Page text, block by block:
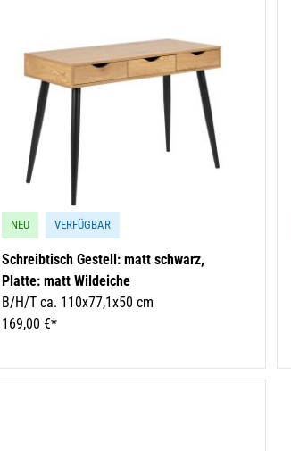
NEU VERFÜGBAR
Schreibtisch Gestell: matt schwarz,
Platte: matt Wildeiche
B/H/T ca. 110x77,1x50 cm
169,00 €*